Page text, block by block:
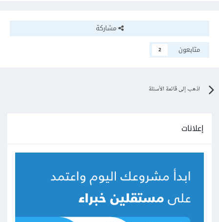
مشاركة
متابعون
2
اذهب إلى قائمة الأسئلة
إعلانات